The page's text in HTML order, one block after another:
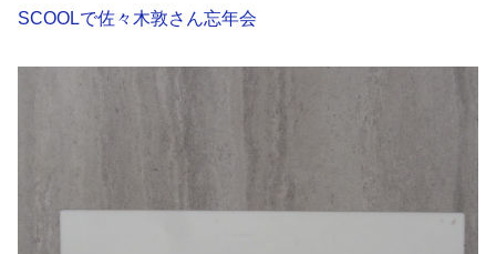
SCOOLで佐々木敦さん忘年会